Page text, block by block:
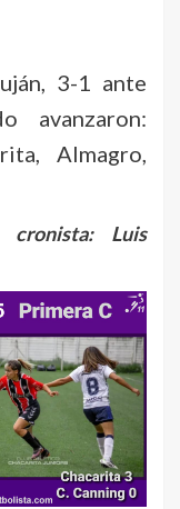
3-1 ante
avanzaron:
Almagro,
cronista: Luis